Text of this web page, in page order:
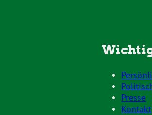
Presse
Kontakt